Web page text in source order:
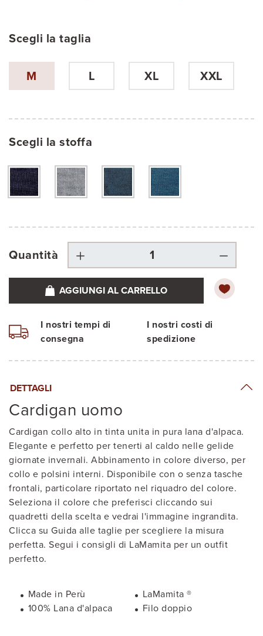
Scegli la taglia
M L XL XXL
Scegli la stoffa
Grigio antracite
grigio argento
blu
blu carta da zucchero
Quantità
AGGIUNGI AL CARRELLO
I nostri tempi di
consegna
I nostri costi di
spedizione
DETTAGLI
Cardigan uomo
Cardigan collo alto in tinta unita in pura lana d'alpaca.
Elegante e perfetto per tenerti al caldo nelle gelide
giornate invernali. Abbinamento in colore diverso, per
collo e polsini interni. Disponibile con o senza tasche
frontali, particolare riportato nel riquadro del colore.
Seleziona il colore che preferisci cliccando sui
quadretti della scelta e vedrai l'immagine ingrandita.
Clicca su Guida alle taglie per scegliere la misura
perfetta. Segui i consigli di LaMamita per un outfit
perfetto.
Made in Perù
LaMamita ®
100% Lana d'alpaca
Filo doppio